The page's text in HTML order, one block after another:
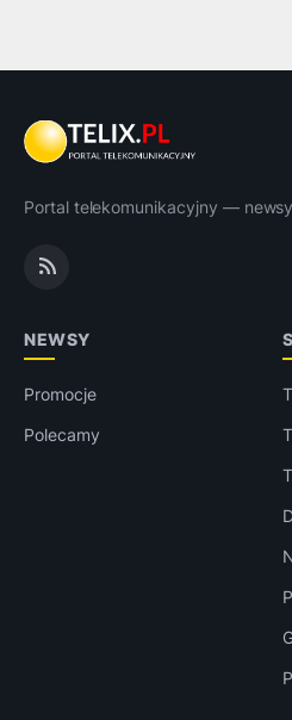
Portal telekomunikacyjny —
NEWSY
Promocje
Polecamy